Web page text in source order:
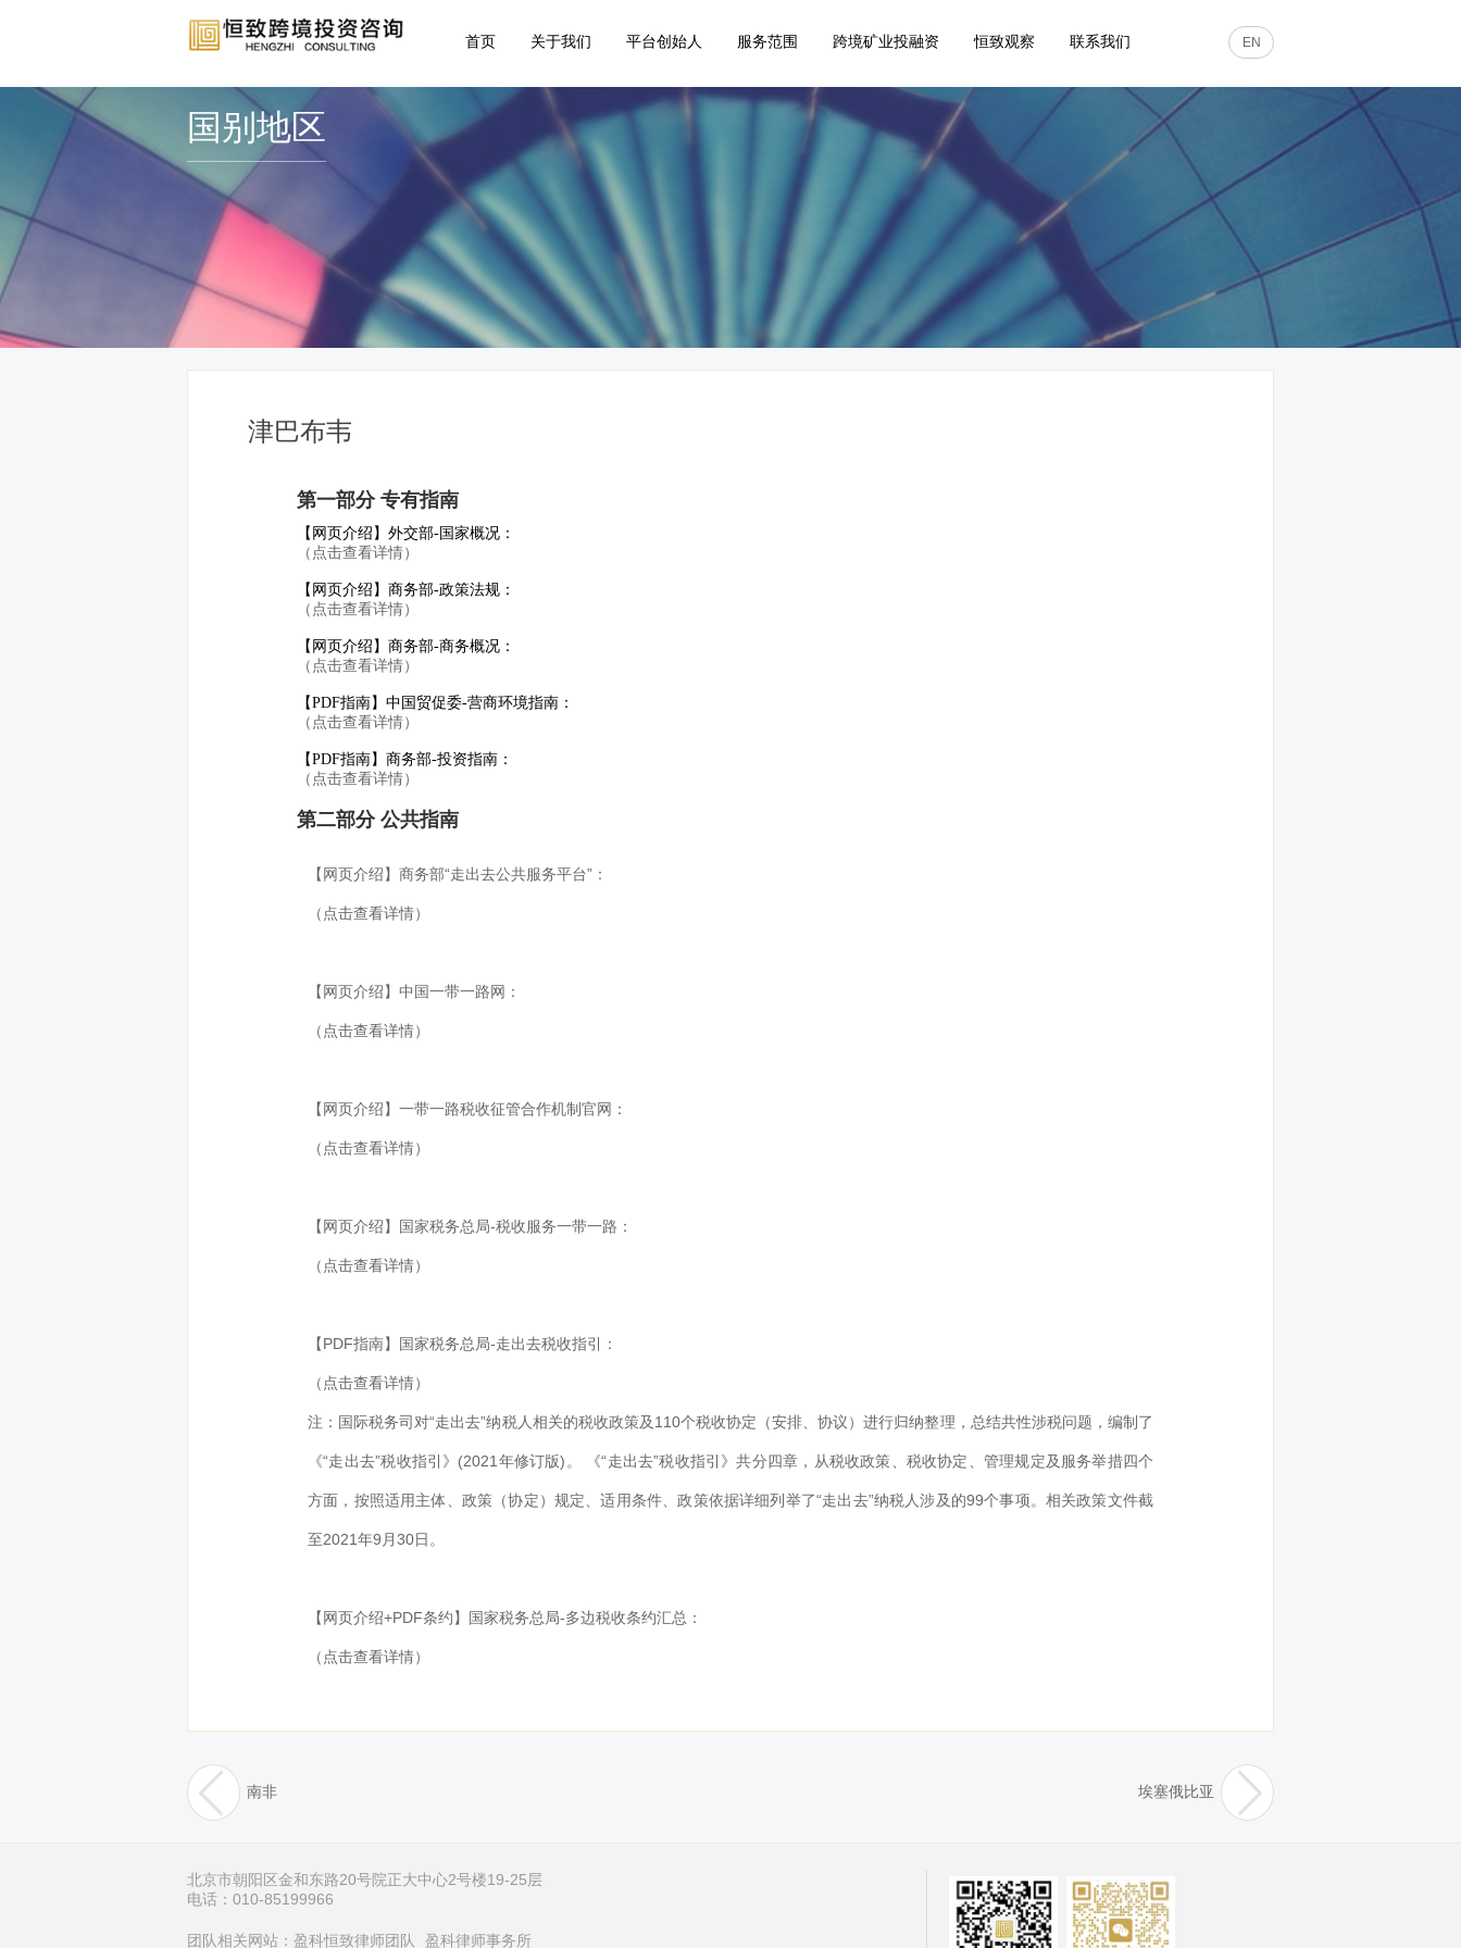
首页 关于我们 平台创始人 服务范围 跨境矿业投融资 恒致观察 联系我们 EN
国别地区
津巴布韦
第一部分 专有指南
【网页介绍】外交部-国家概况：
（点击查看详情）
【网页介绍】商务部-政策法规：
（点击查看详情）
【网页介绍】商务部-商务概况：
（点击查看详情）
【PDF指南】中国贸促委-营商环境指南：
（点击查看详情）
【PDF指南】商务部-投资指南：
（点击查看详情）
第二部分 公共指南
【网页介绍】商务部“走出去公共服务平台”：
（点击查看详情）
【网页介绍】中国一带一路网：
（点击查看详情）
【网页介绍】一带一路税收征管合作机制官网：
（点击查看详情）
【网页介绍】国家税务总局-税收服务一带一路：
（点击查看详情）
【PDF指南】国家税务总局-走出去税收指引：
（点击查看详情）
注：国际税务司对“走出去”纳税人相关的税收政策及110个税收协定（安排、协议）进行归纳整理，总结共性涉税问题，编制了
《“走出去”税收指引》(2021年修订版)。 《“走出去”税收指引》共分四章，从税收政策、税收协定、管理规定及服务举措四个
方面，按照适用主体、政策（协定）规定、适用条件、政策依据详细列举了“走出去”纳税人涉及的99个事项。相关政策文件截
至2021年9月30日。
【网页介绍+PDF条约】国家税务总局-多边税收条约汇总：
（点击查看详情）
南非 埃塞俄比亚
北京市朝阳区金和东路20号院正大中心2号楼19-25层
电话：010-85199966
团队相关网站： 盈科恒致律师团队 盈科律师事务所